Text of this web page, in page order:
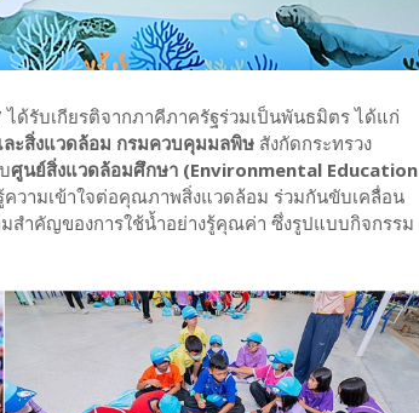
ได้รับเกียรติจากภาคีภาครัฐร่วมเป็นพันธมิตร ได้แก่
ะสิ่งแวดล้อม กรมควบคุมมลพิษ สังกัดกระทรวง
ศูนย์สิ่งแวดล้อมศึกษา (Environmental Education
ความเข้าใจต่อคุณภาพสิ่งแวดล้อม ร่วมกันขับเคลื่อน
สำคัญของการใช้น้ำอย่างรู้คุณค่า ซึ่งรูปแบบกิจกรรม